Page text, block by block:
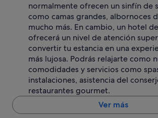
normalmente ofrecen un sinfín de
como camas grandes, albornoces
mucho más. En cambio, un hotel
ofrecerá un nivel de atención
convertir tu estancia en una
más lujosa. Podrás relajarte como
comodidades y servicios como
instalaciones, asistencia del
restaurantes gourmet.
Ver más